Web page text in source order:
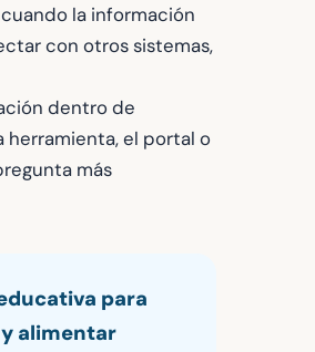
la información
con otros sistemas,
dentro de
el portal o
más
para
alimentar